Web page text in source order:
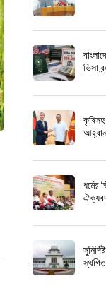
ভিসা
কৃষিসহ
আহ্বান
ধর্মের
স্থগিত